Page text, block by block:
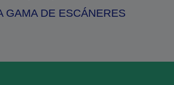
GAMA DE ESCÁNERES